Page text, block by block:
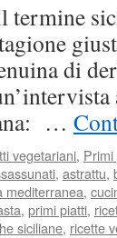
termine
di
…
vegetariani,
, astrattu,
mediterranea,
, primi piatti,
siciliane, ricette